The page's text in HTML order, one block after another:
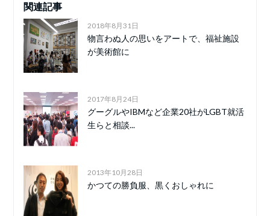
関連記事
2018年8月31日
物言わぬ人の思いをアートで、福祉施設
が美術館に
2017年8月24日
グーグルやIBMなど企業20社がLGBT就活
生らと相談...
2013年10月28日
かつての勝負服、黒くおしゃれに